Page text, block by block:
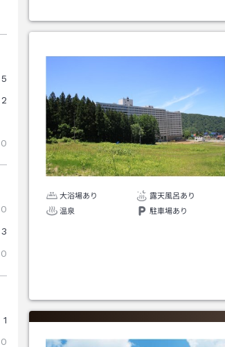
5
2
0
0
3
0
1
0
大浴場あり
露天風呂あり
温泉
駐車場あり